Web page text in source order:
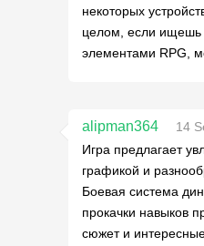
некоторых
целом, если ищешь
элементами RPG,
alipman364
14
Игра предлагает
графикой и
Боевая система
прокачки навыков
сюжет и